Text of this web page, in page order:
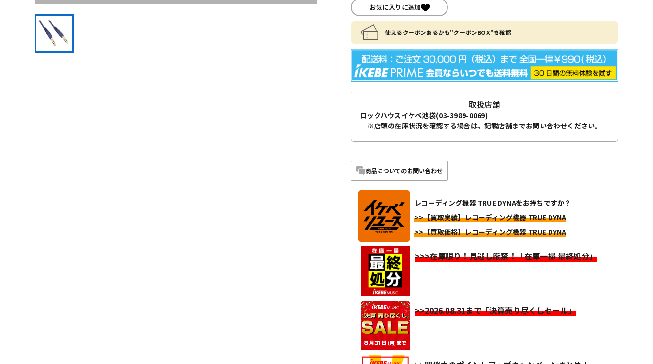
お気に入りに追加
使えるクーポンあるかも"クーポンBOX"を確認
取扱店舗
ロックハウスイケベ池袋(03-3989-0069)
※店頭の在庫状況を確認する場合は、記載店舗までお問い合わせください。
商品についてのお問い合わせ
レコーディング機器 TRUE DYNAをお持ちですか？
>>【買取実績】レコーディング機器 TRUE DYNA
>>【買取価格】レコーディング機器 TRUE DYNA
>>>在庫限り！見逃し厳禁！「在庫一掃 最終処分」
>>2026.08.31まで「決算売り尽くしセール」